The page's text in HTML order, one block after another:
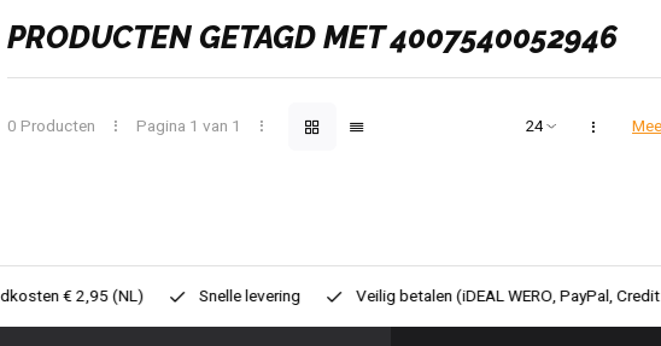
PRODUCTEN GETAGD MET 4007540052946
0 Producten Pagina 1 van 1
Veilig betalen (iDEAL WERO, PayPal, Credit card of Achteraf betalen)